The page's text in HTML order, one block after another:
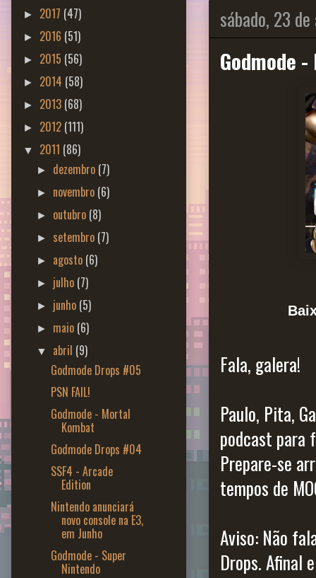
sábado, 23
Godmode
Fala, galera!
Paulo, Pita,
podcast para
Prepare-se
tempos de
Aviso: Não
Drops. Afinal
► 2017 (47)
► 2016 (51)
► 2015 (56)
► 2014 (58)
► 2013 (68)
► 2012 (111)
▼ 2011 (86)
► dezembro (7)
► novembro (6)
► outubro (8)
► setembro (7)
► agosto (6)
► julho (7)
► junho (5)
► maio (6)
▼ abril (9)
Godmode Drops #05
PSN FAIL!
Godmode - Mortal
Kombat
Godmode Drops #04
SSF4 - Arcade
Edition
Nintendo anunciará
novo console na E3,
em Junho
Godmode - Super
Nintendo